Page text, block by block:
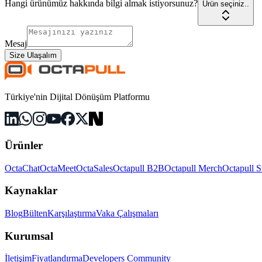
Hangi ürünümüz hakkında bilgi almak istiyorsunuz? Ürün seçiniz..
Mesaj
Size Ulaşalım
Türkiye'nin Dijital Dönüşüm Platformu
Ürünler
OctaChatOctaMeetOctaSalesOctapull B2BOctapull MerchOctapull
Kaynaklar
BlogBültenKarşılaştırmaVaka Çalışmaları
Kurumsal
İletişimFiyatlandırmaDevelopers Community